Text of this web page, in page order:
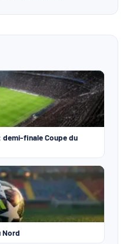
demi-finale Coupe du
Nord